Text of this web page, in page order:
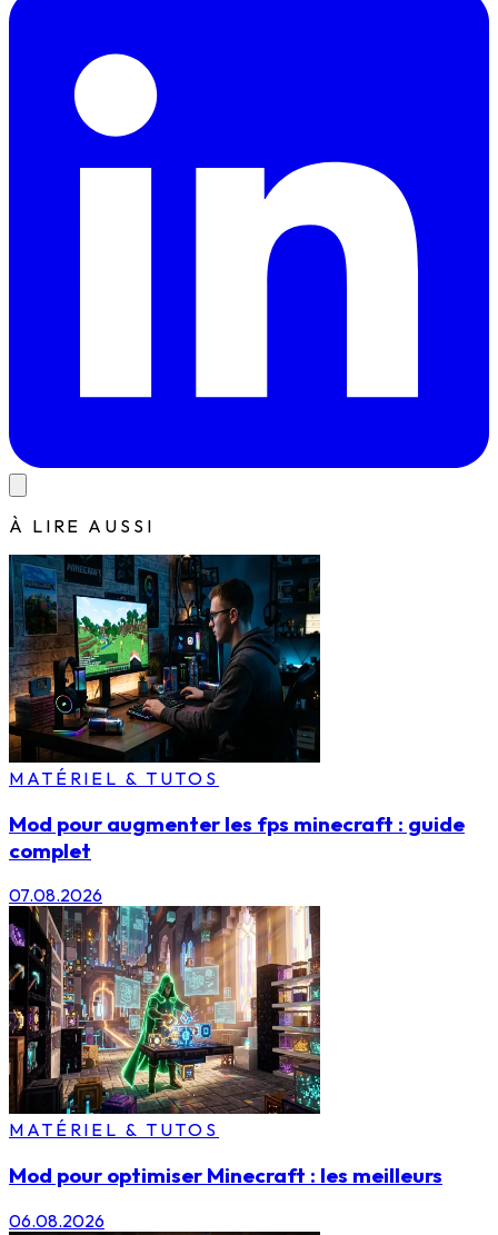
À LIRE AUSSI
MATÉRIEL & TUTOS
Mod pour augmenter les fps minecraft : guide
complet
07.08.2026
MATÉRIEL & TUTOS
Mod pour optimiser Minecraft : les meilleurs
06.08.2026